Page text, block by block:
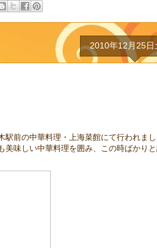
2010年12月25日
前の中華料理・上海菜館にて行われま
味しい中華料理を囲み、この時ばかり